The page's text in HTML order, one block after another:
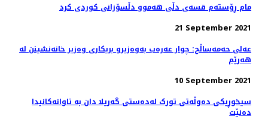
مام ڕۆستەم قسەی دڵی هەموو دڵسۆزانی کوردی کرد
21 September 2021
عەلی حەمەساڵح: چوار عەرەب بەوەزیرو بریکاری وەزیر خانەنشینن لە
ھەرێم
10 September 2021
سیخوڕیکی دەوڵەتی تورک لەدەستی گەریلا دان بە تاوانەکانیدا
دەنێت